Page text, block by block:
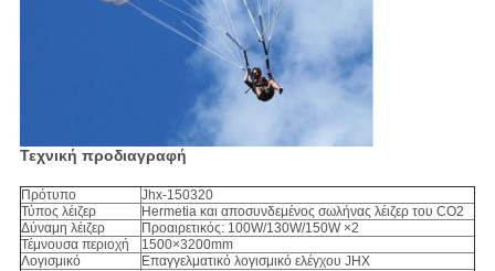
Τεχνική προδιαγραφή
Πρότυπο
Jhx-150320
Τύπος λέιζερ
Hermetia και αποσυνδεμένος σωλήνας λέιζερ του CO2
Δύναμη λέιζερ
Προαιρετικός: 100W/130W/150W ×2
Τέμνουσα περιοχή
1500×3200mm
Λογισμικό
Επαγγελματικό λογισμικό ελέγχου JHX